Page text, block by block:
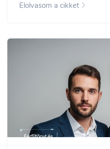
Elolvasom a cikket